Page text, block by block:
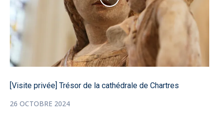
[Visite privée] Trésor de la cathédrale de Chartres
26 OCTOBRE 2024